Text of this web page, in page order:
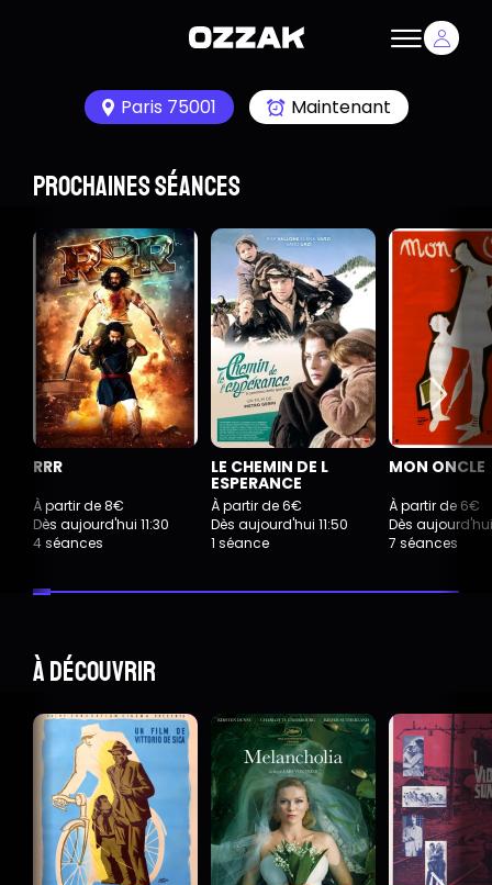
Paris 75001 Maintenant
Prochaines séances
RRR
À partir de 8€
Dès aujourd'hui 11:30
4 séances
LE CHEMIN DE L
ESPERANCE
À partir de 6€
Dès aujourd'hui 11:50
1 séance
MON ONCLE
À partir de 6€
Dès
7 séances
À découvrir